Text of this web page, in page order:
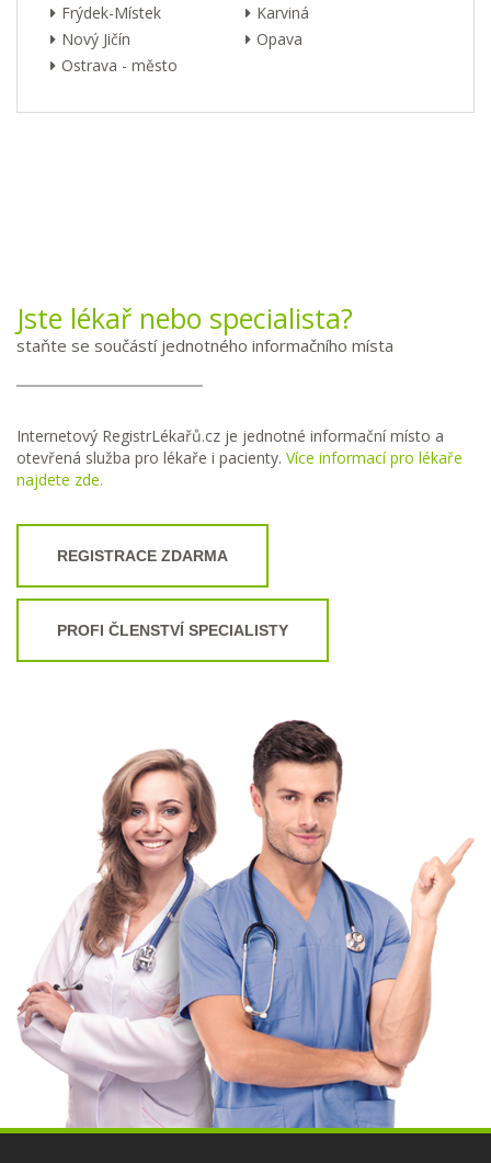
Frýdek-Místek
Karviná
Nový Jičín
Opava
Ostrava - město
Jste lékař nebo specialista?
staňte se součástí jednotného informačního místa
Internetový RegistrLékařů.cz je jednotné informační místo a
otevřená služba pro lékaře i pacienty. Více informací pro lékaře
najdete zde.
REGISTRACE ZDARMA
PROFI ČLENSTVÍ SPECIALISTY